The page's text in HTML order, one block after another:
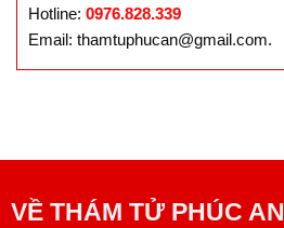
Hotline: 0976.828.339
Email: thamtuphucan@gmail.com.
VỀ THÁM TỬ PHÚC AN